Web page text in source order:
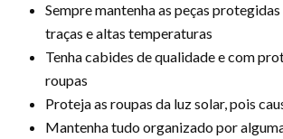
Sempre mantenha as peças
traças e altas temperaturas
Tenha cabides de qualidade e com
roupas
Proteja as roupas da luz solar, pois
Mantenha tudo organizado por